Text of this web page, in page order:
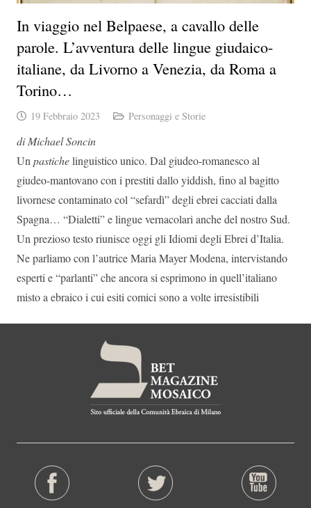
In viaggio nel Belpaese, a cavallo delle
parole. L’avventura delle lingue giudaico-
italiane, da Livorno a Venezia, da Roma a
Torino…
19 Febbraio 2023 Personaggi e Storie
di Michael Soncin
Un pastichelinguistico unico. Dal giudeo-romanesco al
giudeo-mantovano con i prestiti dallo yiddish, fino al bagitto
livornese contaminato col “sefardì” degli ebrei cacciati dalla
Spagna… “Dialetti” e lingue vernacolari anche del nostro Sud.
Un prezioso testo riunisce oggi gli Idiomi degli Ebrei d’Italia.
Ne parliamo con l’autrice Maria Mayer Modena, intervistando
esperti e “parlanti” che ancora si esprimono in quell’italiano
misto a ebraico i cui esiti comici sono a volte irresistibili